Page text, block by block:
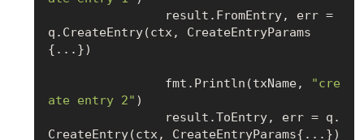
q.CreateEntry(ctx, CreateEntryParams
{...})
		fmt.Println(txName,
"cre
ate entry 2" )
CreateEntry(ctx, CreateEntryParams{...})